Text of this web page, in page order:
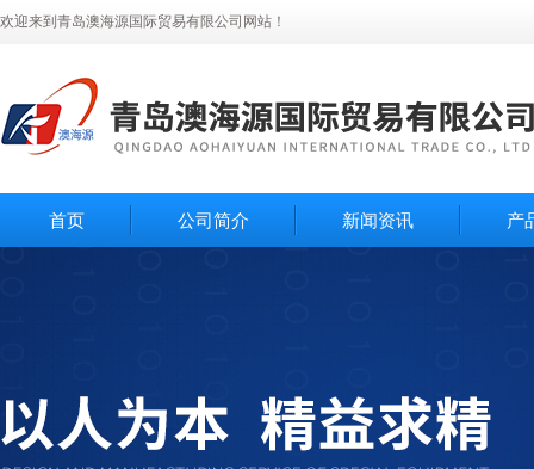
欢迎来到青岛澳海源国际贸易有限公司网站！
首页 公司简介 新闻资讯 产